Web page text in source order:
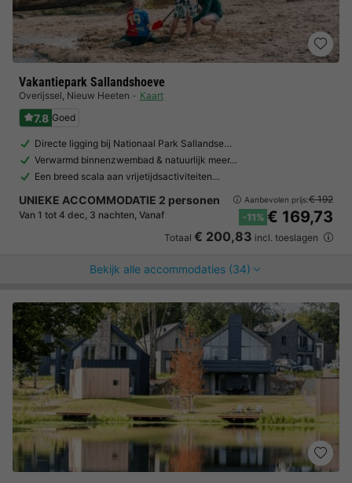
Vakantiepark Sallandshoeve
Overijssel, Nieuw Heeten Kaart
7.8 Goed
Directe ligging bij Nationaal Park Sallandse…
Verwarmd binnenzwembad & natuurlijk meer…
Een breed scala aan vrijetijdsactiviteiten…
UNIEKE ACCOMMODATIE 2 personen
Van 1 tot 4 dec, 3 nachten, Vanaf
Aanbevolen prijs:€ 192
-11% € 169,73
Totaal € 200,83 incl. toeslagen
Bekijk alle accommodaties (34)